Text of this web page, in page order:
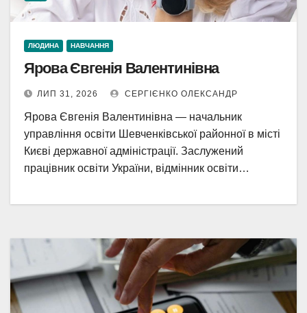
ЛЮДИНА НАВЧАННЯ
Ярова Євгенія Валентинівна
ЛИП 31, 2026 СЕРГІЄНКО ОЛЕКСАНДР
Ярова Євгенія Валентинівна — начальник
управління освіти Шевченківської районної в місті
Києві державної адміністрації. Заслужений
працівник освіти України, відмінник освіти…